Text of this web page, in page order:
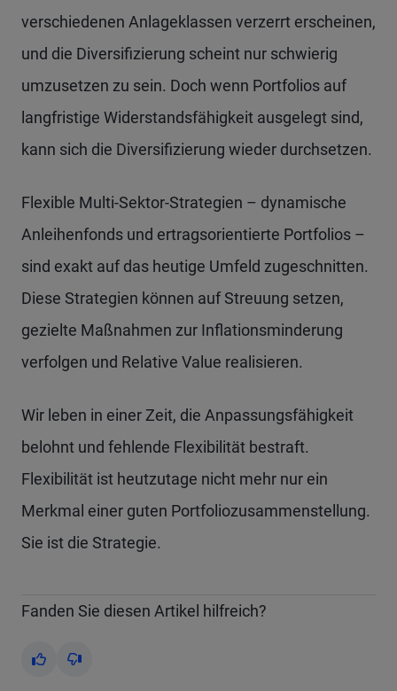
verschiedenen Anlageklassen verzerrt erscheinen,
und die Diversifizierung scheint nur schwierig
umzusetzen zu sein. Doch wenn Portfolios auf
langfristige Widerstandsfähigkeit ausgelegt sind,
kann sich die Diversifizierung wieder durchsetzen.
Flexible Multi-Sektor-Strategien – dynamische
Anleihenfonds und ertragsorientierte Portfolios –
sind exakt auf das heutige Umfeld zugeschnitten.
Diese Strategien können auf Streuung setzen,
gezielte Maßnahmen zur Inflationsminderung
verfolgen und Relative Value realisieren.
Wir leben in einer Zeit, die Anpassungsfähigkeit
belohnt und fehlende Flexibilität bestraft.
Flexibilität ist heutzutage nicht mehr nur ein
Merkmal einer guten Portfoliozusammenstellung.
Sie ist die Strategie.
Fanden Sie diesen Artikel hilfreich?
Yes No